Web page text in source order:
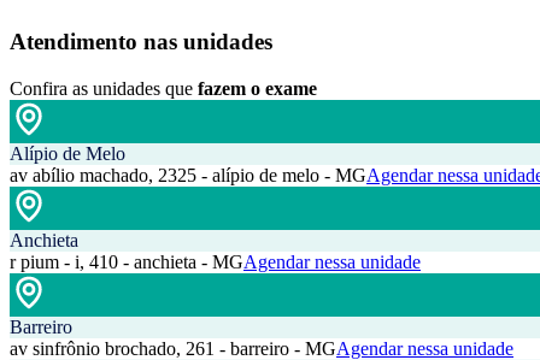
Atendimento nas unidades
Confira as unidades que fazem o exame
Alípio de Melo
av abílio machado, 2325 - alípio de melo - MGAgendar nessa
Anchieta
r pium - i, 410 - anchieta - MGAgendar nessa unidade
Barreiro
av sinfrônio brochado, 261 - barreiro - MGAgendar nessa unidade